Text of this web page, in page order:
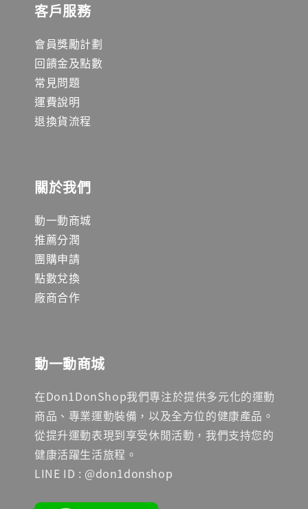
客戶服務
會員獎勵計劃
回饋金及點數
常見問題
運費說明
退換貨流程
關於我們
動一動商城
推薦分潤
團購申請
點數兌換
廠商合作
動一動商城
在Don1DonShop我們專注於提供多元化的運動
商品、專業運動裝備，以及全方位的健康產品。
從提升運動表現到享受休閒活動，我們支持您的
健康活躍生活旅程。
LINE ID : @don1donshop